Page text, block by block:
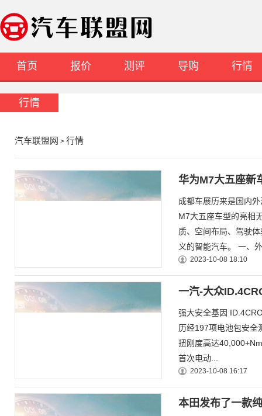
首页 报价 测评 导购 行情
汽车联盟网 > 行情
行情
华为M7大五座新
成都车展历来是国内
M7大五座车型的亮相
质、空间布局、驾驶
义的智能汽车。 一、
2023-10-08 18:10
一汽-大众
强大安全基因
历经197项电池包安全
扭刚度高达
首次电动...
2023-10-08 16:17
本田发布了一款